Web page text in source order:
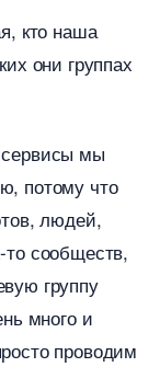
кто наша
они группах
сервисы мы
потому что
людей,
сообществ,
группу
много и
проводим